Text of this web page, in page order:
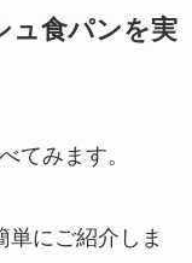
ュ食パンを実
てみます。
単にご紹介しま